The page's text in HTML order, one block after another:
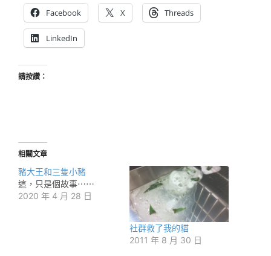
Facebook X Threads
LinkedIn
請按讚：
相關文章
豬大王和三隻小豬
這，只是個故事⋯⋯
2020 年 4 月 28 日
社群救了我的貓
2011 年 8 月 30 日